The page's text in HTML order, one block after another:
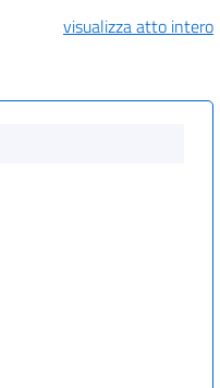
visualizza atto intero